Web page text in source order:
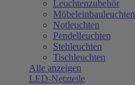
Leuchtenzubehör
Möbeleinbauleuchten
Notleuchten
Pendelleuchten
Stehleuchten
Tischleuchten
Alle anzeigen
LED-Netzteile